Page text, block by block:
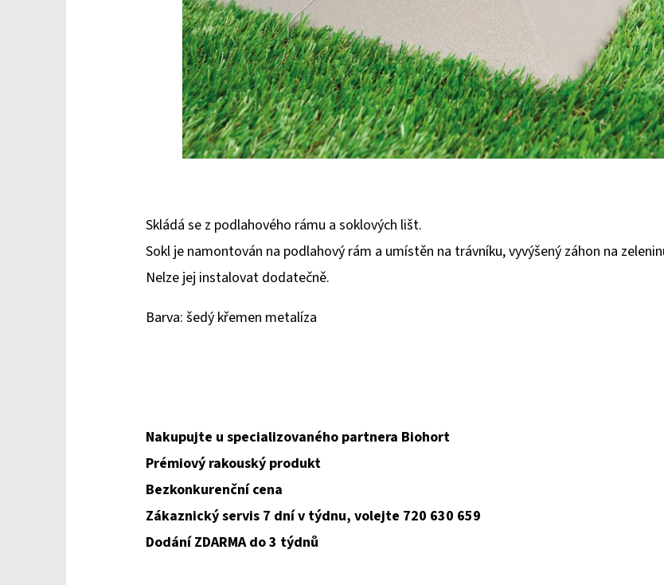
Skládá se z podlahového rámu a soklových lišt.
Sokl je namontován na podlahový rám a umístěn na trávníku, vyvýšený záhon na
Nelze jej instalovat dodatečně.
Barva: šedý křemen metalíza
Nakupujte u specializovaného partnera Biohort
Prémiový rakouský produkt
Bezkonkurenční cena
Zákaznický servis 7 dní v týdnu, volejte 720 630 659
Dodání ZDARMA do 3 týdnů